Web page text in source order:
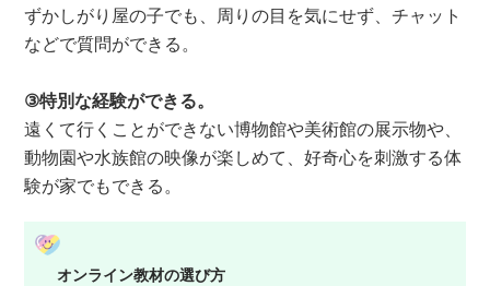
ずかしがり屋の子でも、周りの目を気にせず、チャット
などで質問ができる。
③特別な経験ができる。
遠くて行くことができない博物館や美術館の展示物や、
動物園や水族館の映像が楽しめて、好奇心を刺激する体
験が家でもできる。
オンライン教材の選び方